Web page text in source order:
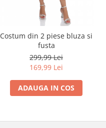
Costum din 2 piese bluza si
fusta
299,99 Lei
169,99 Lei
ADAUGA IN COS